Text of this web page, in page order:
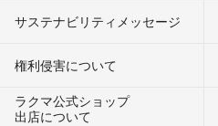
サステナビリティメッセージ
権利侵害について
ラクマ公式ショップ
出店について